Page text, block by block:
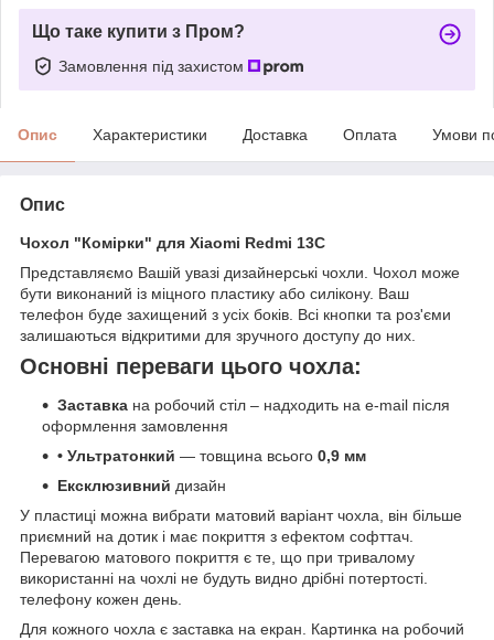
Що таке купити з Пром?
Замовлення під захистом
Опис Характеристики Доставка Оплата Умови
Опис
Чохол "Комірки" для Xiaomi Redmi 13C
Представляємо Вашій увазі дизайнерські чохли. Чохол може
бути виконаний із міцного пластику або силікону. Ваш
телефон буде захищений з усіх боків. Всі кнопки та роз'єми
залишаються відкритими для зручного доступу до них.
Основні переваги цього чохла:
Заставка на робочий стіл – надходить на e-mail після
оформлення замовлення
• Ультратонкий — товщина всього 0,9 мм
Ексклюзивний дизайн
У пластиці можна вибрати матовий варіант чохла, він більше
приємний на дотик і має покриття з ефектом софттач.
Перевагою матового покриття є те, що при тривалому
використанні на чохлі не будуть видно дрібні потертості.
телефону кожен день.
Для кожного чохла є заставка на екран. Картинка на робочий